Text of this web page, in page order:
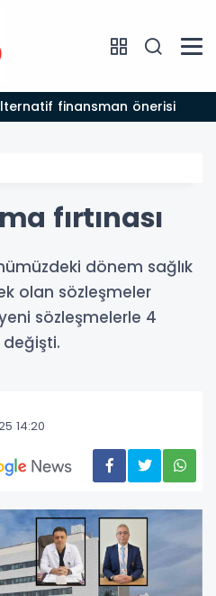
finansman önerisi
fırtınası
dönem sağlık
olan sözleşmeler
sözleşmelerle 4
14:20